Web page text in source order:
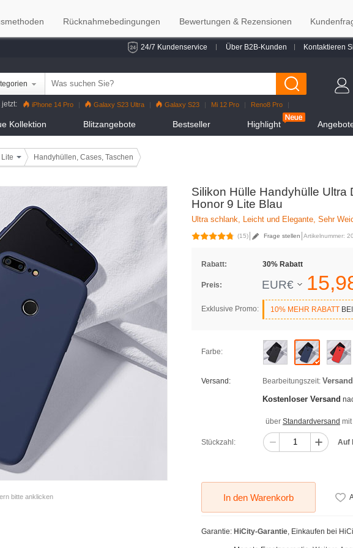
24/7 Kundenservice Über B2B-Kunden Kontaktieren
jetzt: iPhone 14 Pro Galaxy S23 Ultra Galaxy S23 Mi 12 Pro
Reno8 Pro
Kollektion Blitzangebote Bestseller Highlight
Handyhüllen, Cases, Taschen
Silikon Hülle Handyhülle Ultra
Honor 9 Lite Blau
Ultra schlank, Leicht und Elegante, Sehr
(15) Frage stellen Artikelnummer:
Rabatt: 30% Rabatt
Preis: EUR€ 15,
Exklusive Promo: 10% MEHR RABATT
Farbe:
Versand: Bearbeitungszeit:
Kostenloser Versand
über Standardversand
Stückzahl: Auf
In den Warenkorb
Garantie: HiCity-Garantie, Einkaufen bei
bitte anklicken
Rücknahmebedingungen Bewertungen & Rezensionen